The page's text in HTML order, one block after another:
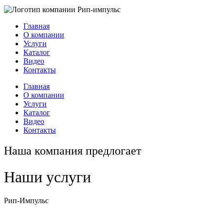
Главная
О компании
Услуги
Каталог
Видео
Контакты
Главная
О компании
Услуги
Каталог
Видео
Контакты
Наша компания предлогает
Наши услуги
Рип-Импульс